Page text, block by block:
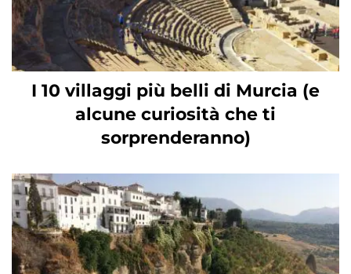
I 10 villaggi più belli di Murcia (e
alcune curiosità che ti
sorprenderanno)